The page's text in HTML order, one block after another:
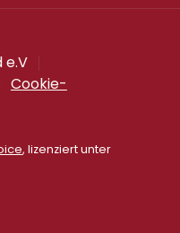
Cookie-
, lizenziert unter